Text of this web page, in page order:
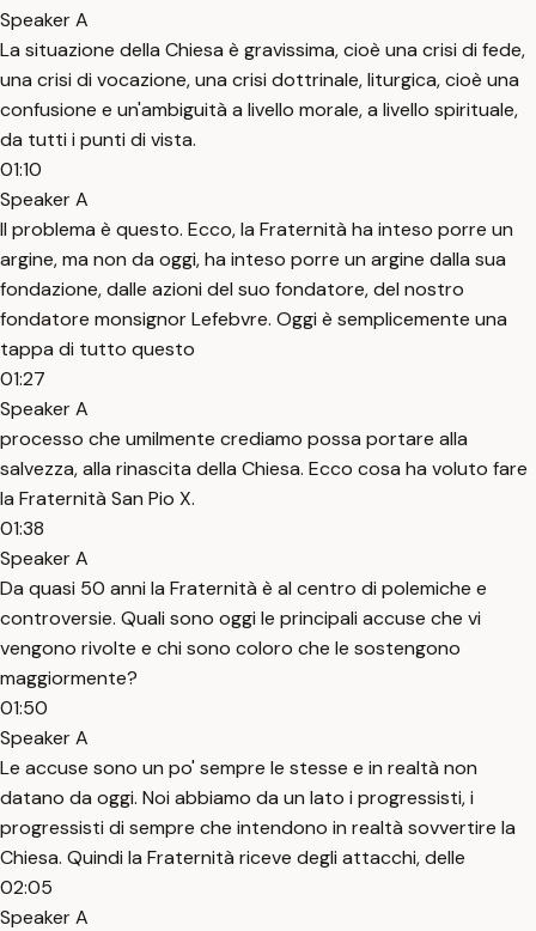
Speaker A
La situazione della Chiesa è gravissima, cioè una crisi di fede,
una crisi di vocazione, una crisi dottrinale, liturgica, cioè una
confusione e un'ambiguità a livello morale, a livello spirituale,
da tutti i punti di vista.
01:10
Speaker A
Il problema è questo. Ecco, la Fraternità ha inteso porre un
argine, ma non da oggi, ha inteso porre un argine dalla sua
fondazione, dalle azioni del suo fondatore, del nostro
fondatore monsignor Lefebvre. Oggi è semplicemente una
tappa di tutto questo
01:27
Speaker A
processo che umilmente crediamo possa portare alla
salvezza, alla rinascita della Chiesa. Ecco cosa ha voluto fare
la Fraternità San Pio X.
01:38
Speaker A
Da quasi 50 anni la Fraternità è al centro di polemiche e
controversie. Quali sono oggi le principali accuse che vi
vengono rivolte e chi sono coloro che le sostengono
maggiormente?
01:50
Speaker A
Le accuse sono un po' sempre le stesse e in realtà non
datano da oggi. Noi abbiamo da un lato i progressisti, i
progressisti di sempre che intendono in realtà sovvertire la
Chiesa. Quindi la Fraternità riceve degli attacchi, delle
02:05
Speaker A